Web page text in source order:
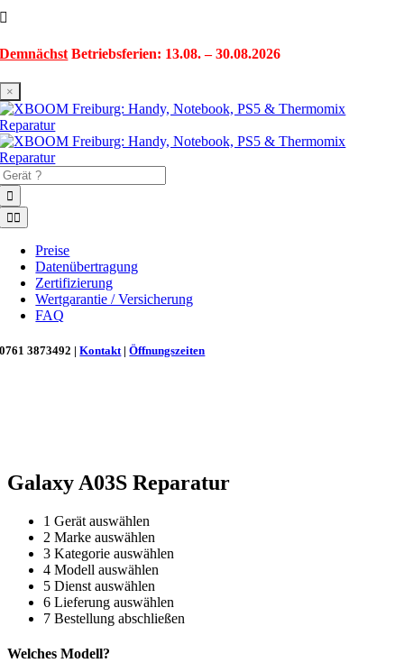
springen
Demnächst Betriebsferien: 13.08. – 30.08.2026
×
Toggle
Navigation
Preise
Datenübertragung
Zertifizierung
Wertgarantie / Versicherung
FAQ
0761 3873492 |Kontakt |Öffnungszeiten
Galaxy A03S Reparatur
1 Gerät auswählen
2 Marke auswählen
3 Kategorie auswählen
4 Modell auswählen
5 Dienst auswählen
6 Lieferung auswählen
7 Bestellung abschließen
Welches Modell?